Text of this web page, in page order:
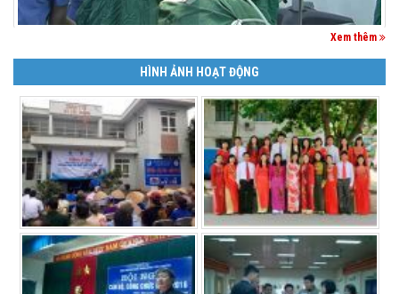
Xem thêm
HÌNH ẢNH HOẠT ĐỘNG